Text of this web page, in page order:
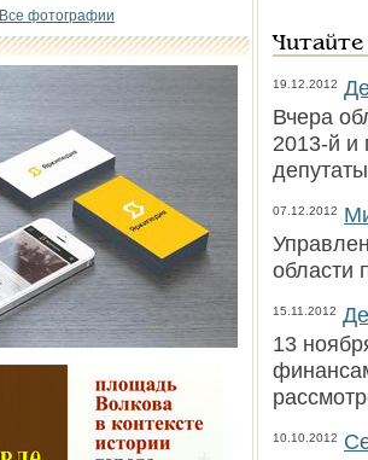
Все фотографии
19.12.2012
Вчера
2013-й и
07.12.2012
области
15.11.2012
13
10.10.2012